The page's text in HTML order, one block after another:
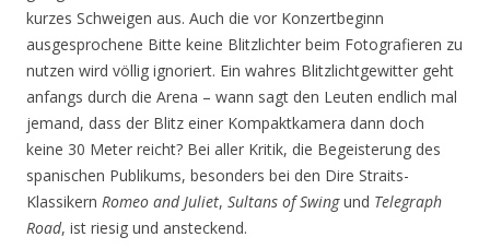
kurzes Schweigen aus. Auch die vor Konzertbeginn
ausgesprochene Bitte keine Blitzlichter beim Fotografieren zu
nutzen wird völlig ignoriert. Ein wahres Blitzlichtgewitter geht
anfangs durch die Arena – wann sagt den Leuten endlich mal
jemand, dass der Blitz einer Kompaktkamera dann doch
keine 30 Meter reicht? Bei aller Kritik, die Begeisterung des
spanischen Publikums, besonders bei den Dire Straits-
Klassikern Romeo and Juliet, Sultans of Swingund Telegraph
Road, ist riesig und ansteckend.